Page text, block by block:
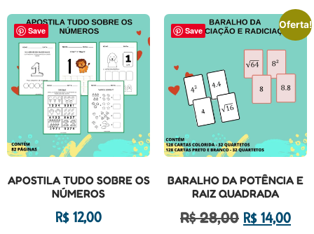
Save
APOSTILA TUDO SOBRE OS
NÚMEROS
R$12,00
Save
Oferta!
BARALHO DA POTÊNCIA E
RAIZ QUADRADA
R$28,00 R$14,00